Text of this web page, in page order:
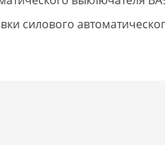
силового